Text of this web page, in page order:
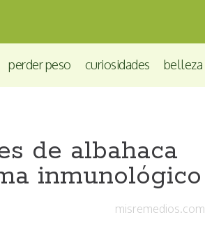
perder peso curiosidades belleza
de albahaca
inmunológico
misremedios.com